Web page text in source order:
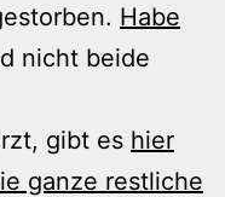
Habe
nicht beide
gibt es hier
ganze restliche